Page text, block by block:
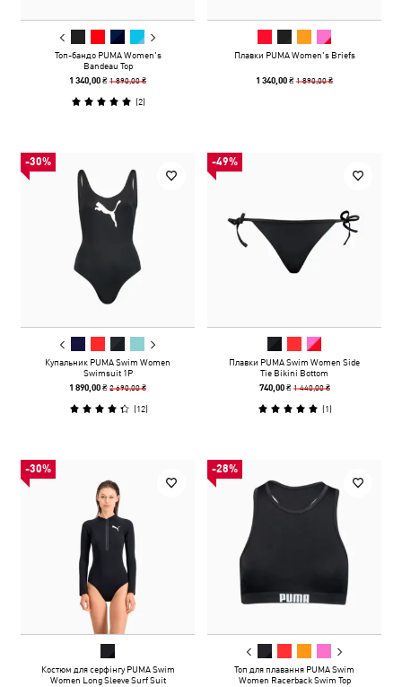
Топ-бандо PUMA Women's
Bandeau Top
1 340,00 ₴1 890,00 ₴
(2)
Плавки PUMA Women's Briefs
1 340,00 ₴1 890,00 ₴
-30%
Купальник PUMA Swim Women
Swimsuit 1P
1 890,00 ₴2 690,00 ₴
(12)
-49%
Плавки PUMA Swim Women Side
Tie Bikini Bottom
740,00 ₴ 1 440,00 ₴
(1)
-30%
Костюм для серфінгу PUMA Swim
Women Long Sleeve Surf Suit
-28%
Топ для плавання PUMA Swim
Women Racerback Swim Top